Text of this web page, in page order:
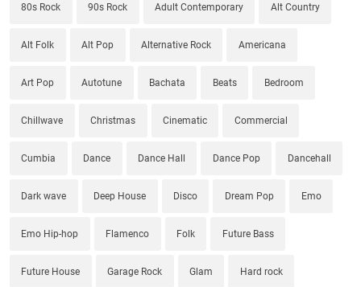
80s Rock 90s Rock Adult Contemporary Alt Country
Alt Folk Alt Pop Alternative Rock Americana
Art Pop Autotune Bachata Beats Bedroom
Chillwave Christmas Cinematic Commercial
Cumbia Dance Dance Hall Dance Pop Dancehall
Dark wave Deep House Disco Dream Pop Emo
Emo Hip-hop Flamenco Folk Future Bass
Future House Garage Rock Glam Hard rock